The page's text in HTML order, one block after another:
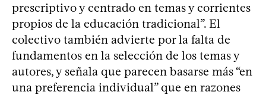
prescriptivo y centrado en temas y corrientes
propios de la educación tradicional”. El
colectivo también advierte por la falta de
fundamentos en la selección de los temas y
autores, y señala que parecen basarse más “en
una preferencia individual” que en razones